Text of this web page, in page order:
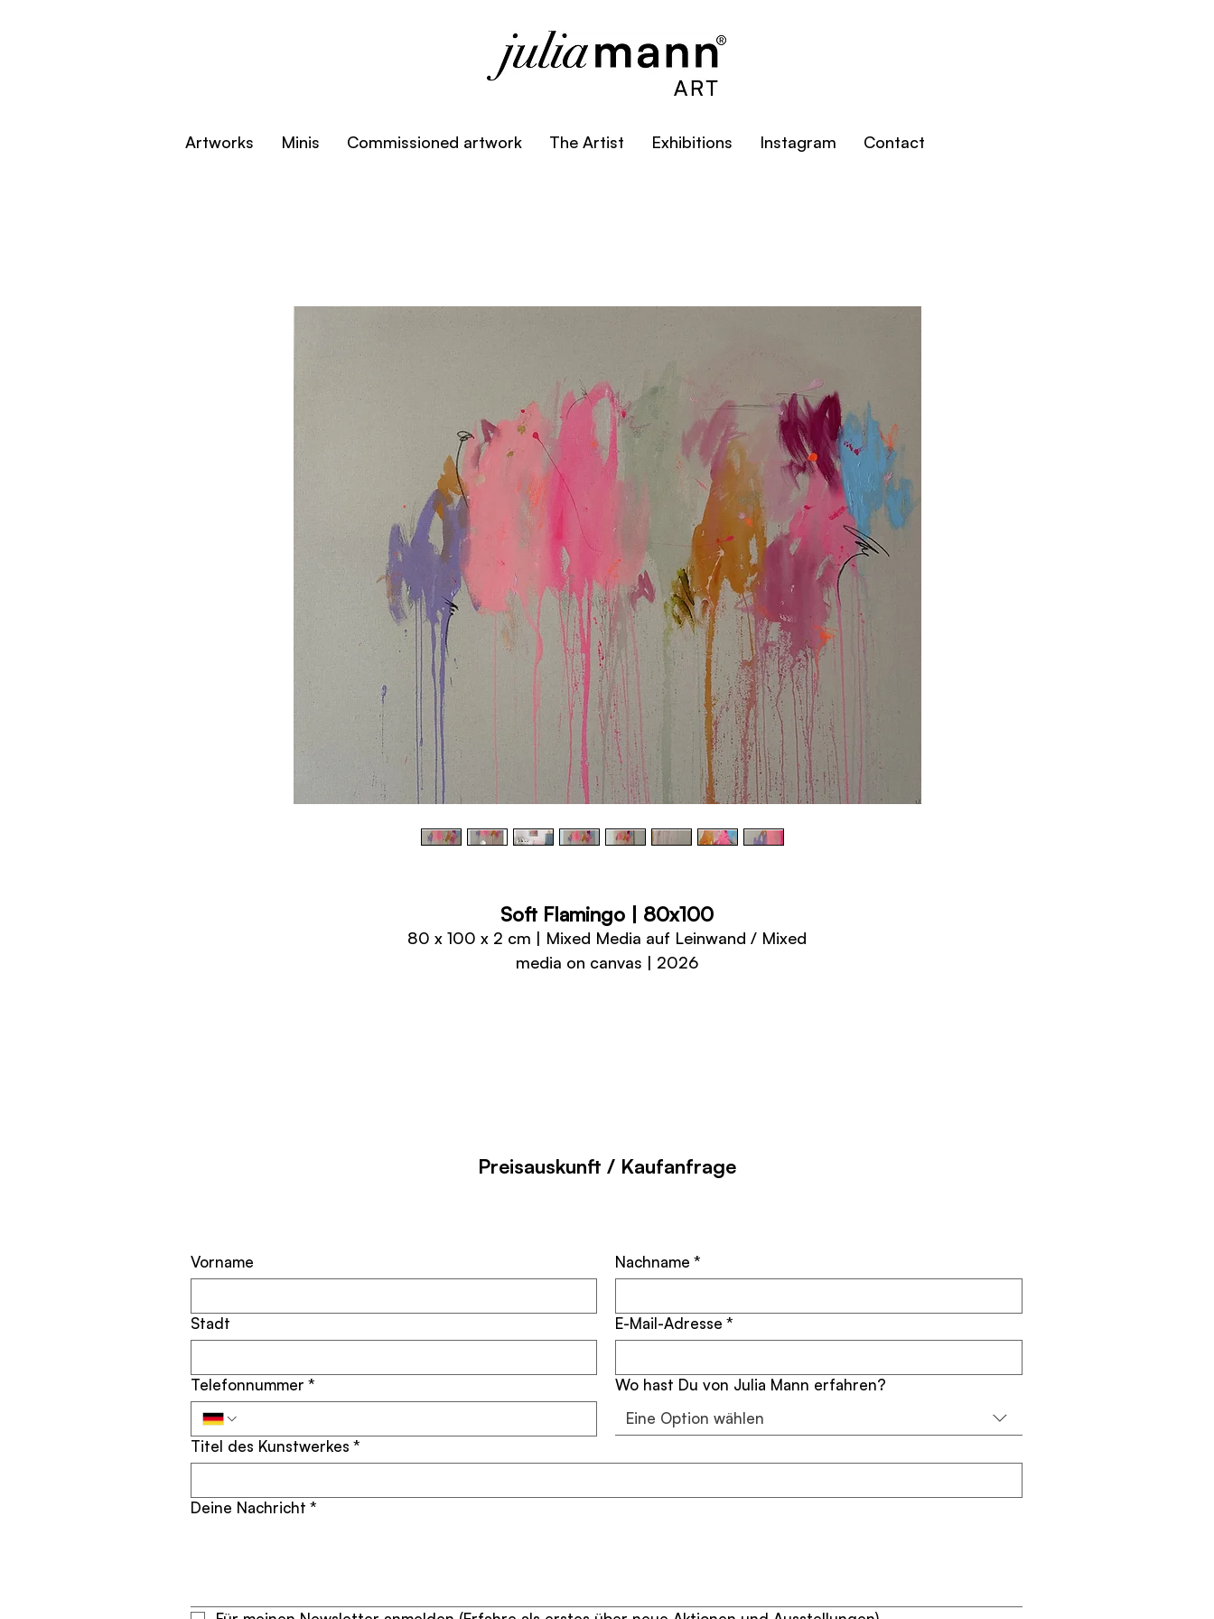
Artworks Minis Commissioned artwork The Artist Exhibitions Instagram Contact
Soft Flamingo | 80x100
80 x 100 x 2 cm | Mixed Media auf Leinwand / Mixed
media on canvas | 2026
Preisauskunft / Kaufanfrage
Vorname Nachname *
Stadt E-Mail-Adresse *
Telefonnummer *
Wo hast Du von Julia Mann erfahren?
Eine Option wählen
Titel des Kunstwerkes *
Deine Nachricht *